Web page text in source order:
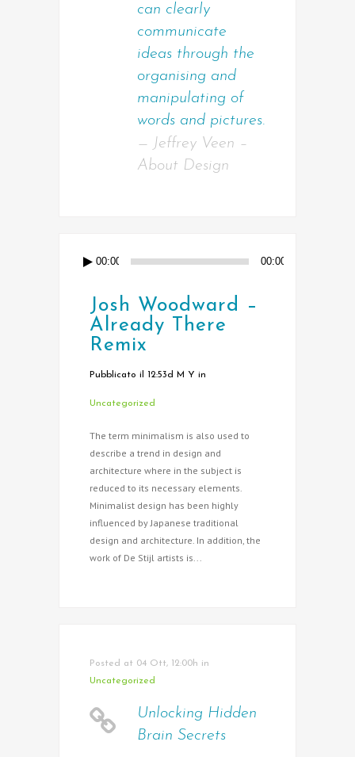
can clearly
communicate
ideas through the
organising and
manipulating of
words and pictures.
— Jeffrey Veen –
About Design
00:00 00:00
Josh Woodward –
Already There
Remix
Pubblicato il 12:53d M Y in
Uncategorized
The term minimalism is also used to
describe a trend in design and
architecture where in the subject is
reduced to its necessary elements.
Minimalist design has been highly
influenced by Japanese traditional
design and architecture. In addition, the
work of De Stijl artists is...
Posted at 04 Ott, 12:00h in
Uncategorized
Unlocking Hidden
Brain Secrets